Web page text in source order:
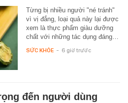
Từng bị nhiều người "né tránh"
vì vị đắng, loại quả này lại được
xem là thực phẩm giàu dưỡng
chất với những tác dụng đáng…
SỨC KHỎE - 6 giờ trước
đến người dùng